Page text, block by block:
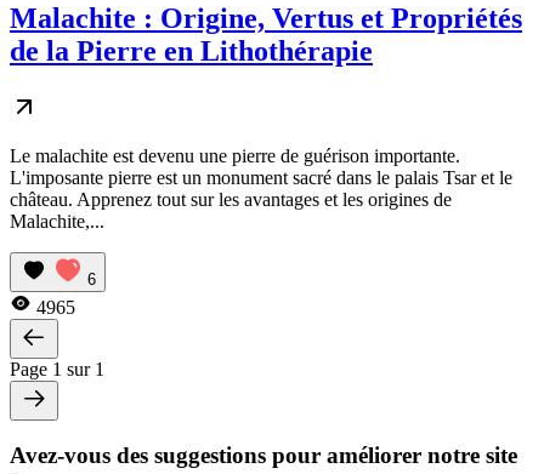
Malachite : Origine, Vertus et Propriétés
de la Pierre en Lithothérapie
Le malachite est devenu une pierre de guérison importante.
L'imposante pierre est un monument sacré dans le palais Tsar et le
château. Apprenez tout sur les avantages et les origines de
Malachite,...
6
4965
Page 1 sur 1
Avez-vous des suggestions pour améliorer notre site